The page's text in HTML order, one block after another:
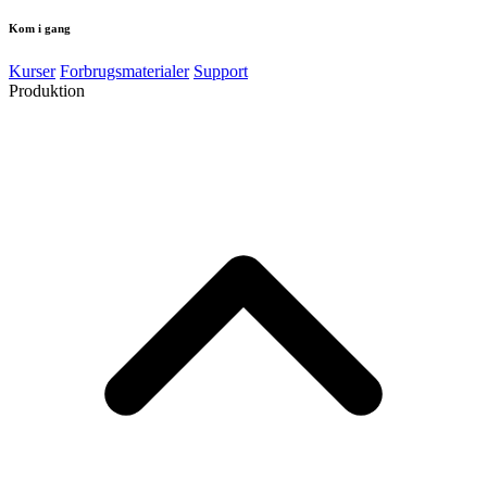
Kom i gang
Kurser Forbrugsmaterialer Support
Produktion